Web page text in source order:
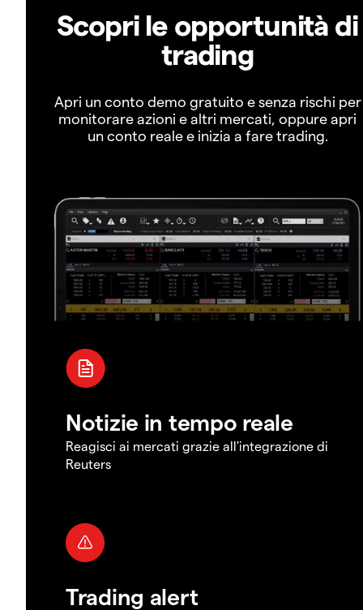
Scopri le opportunità di
trading
Apri un conto demo gratuito e senza rischi per
monitorare azioni e altri mercati, oppure apri
un conto reale e inizia a fare trading.
Notizie in tempo reale
Reagisci ai mercati grazie all'integrazione di
Reuters
Trading alert